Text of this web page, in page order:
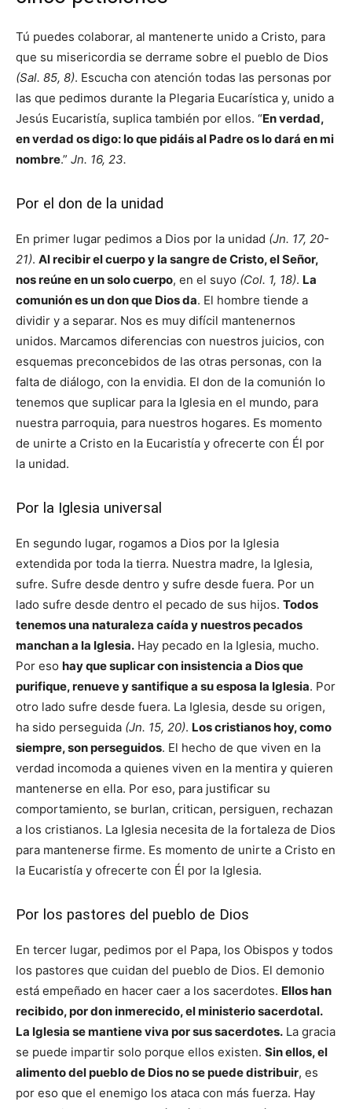
Tú puedes colaborar, al mantenerte unido a Cristo, para
que su misericordia se derrame sobre el pueblo de Dios
(Sal. 85, 8). Escucha con atención todas las personas por
las que pedimos durante la Plegaria Eucarística y, unido a
Jesús Eucaristía, suplica también por ellos. “En verdad,
en verdad os digo: lo que pidáis al Padre os lo dará en mi
nombre.” Jn. 16, 23.
Por el don de la unidad
En primer lugar pedimos a Dios por la unidad (Jn. 17, 20-
21). Al recibir el cuerpo y la sangre de Cristo, el Señor,
nos reúne en un solo cuerpo, en el suyo (Col. 1, 18). La
comunión es un don que Dios da. El hombre tiende a
dividir y a separar. Nos es muy difícil mantenernos
unidos. Marcamos diferencias con nuestros juicios, con
esquemas preconcebidos de las otras personas, con la
falta de diálogo, con la envidia. El don de la comunión lo
tenemos que suplicar para la Iglesia en el mundo, para
nuestra parroquia, para nuestros hogares. Es momento
de unirte a Cristo en la Eucaristía y ofrecerte con Él por
la unidad.
Por la Iglesia universal
En segundo lugar, rogamos a Dios por la Iglesia
extendida por toda la tierra. Nuestra madre, la Iglesia,
sufre. Sufre desde dentro y sufre desde fuera. Por un
lado sufre desde dentro el pecado de sus hijos. Todos
tenemos una naturaleza caída y nuestros pecados
manchan a la Iglesia. Hay pecado en la Iglesia, mucho.
Por eso hay que suplicar con insistencia a Dios que
purifique, renueve y santifique a su esposa la Iglesia. Por
otro lado sufre desde fuera. La Iglesia, desde su origen,
ha sido perseguida (Jn. 15, 20). Los cristianos hoy, como
siempre, son perseguidos. El hecho de que viven en la
verdad incomoda a quienes viven en la mentira y quieren
mantenerse en ella. Por eso, para justificar su
comportamiento, se burlan, critican, persiguen, rechazan
a los cristianos. La Iglesia necesita de la fortaleza de Dios
para mantenerse firme. Es momento de unirte a Cristo en
la Eucaristía y ofrecerte con Él por la Iglesia.
Por los pastores del pueblo de Dios
En tercer lugar, pedimos por el Papa, los Obispos y todos
los pastores que cuidan del pueblo de Dios. El demonio
está empeñado en hacer caer a los sacerdotes. Ellos han
recibido, por don inmerecido, el ministerio sacerdotal.
La Iglesia se mantiene viva por sus sacerdotes. La gracia
se puede impartir solo porque ellos existen. Sin ellos, el
alimento del pueblo de Dios no se puede distribuir, es
por eso que el enemigo los ataca con más fuerza. Hay